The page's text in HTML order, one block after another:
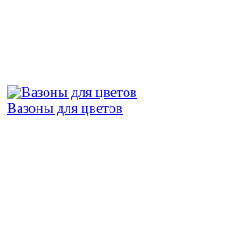
Вазоны для цветов